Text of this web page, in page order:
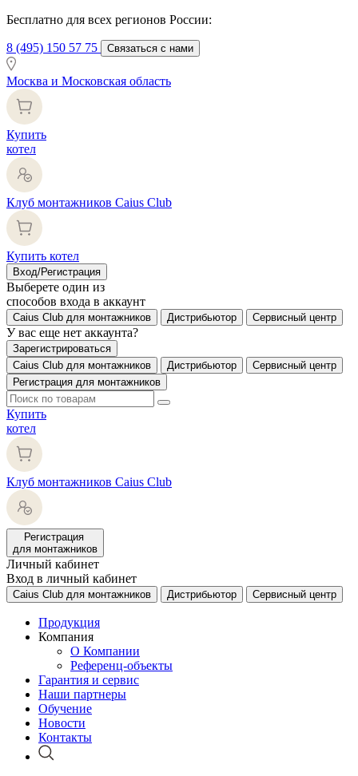
Бесплатно для всех регионов России:
8 (495) 150 57 75 Связаться с нами
Москва и Московская область
Купить
котел
Клуб монтажников Caius Club
Купить котел
Вход/Регистрация
Выберете один из
способов входа в аккаунт
Caius Club для монтажников Дистрибьютор Сервисный центр
У вас еще нет аккаунта?
Зарегистрироваться
Caius Club для монтажников
Дистрибьютор
Сервисный центр
Регистрация для монтажников
Купить
котел
Клуб монтажников Caius Club
Регистрация
для монтажников
Личный кабинет
Вход в личный кабинет
Caius Club для монтажников Дистрибьютор Сервисный центр
Продукция
Компания
О Компании
Референц-объекты
Гарантия и сервис
Наши партнеры
Обучение
Новости
Контакты